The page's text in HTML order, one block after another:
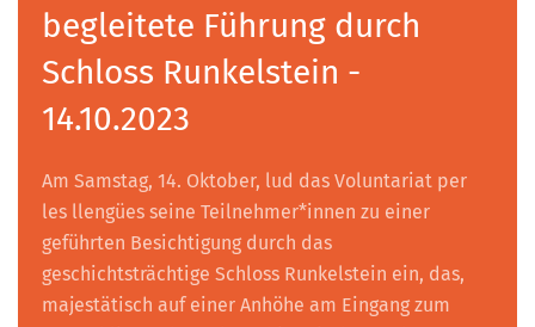
begleitete Führung durch
Schloss Runkelstein -
14.10.2023
Am Samstag, 14. Oktober, lud das Voluntariat per
les llengües seine Teilnehmer*innen zu einer
geführten Besichtigung durch das
geschichtsträchtige Schloss Runkelstein ein, das,
majestätisch auf einer Anhöhe am Eingang zum